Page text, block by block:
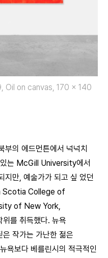
Oil on canvas, 170 x 140
의 에드먼튼에서 넉넉치
는 McGill University에서
지만, 예술가가 되고 싶 었던
Scotia College of
of New York,
를 취득했다. 뉴욕
작가는 가난한 젊은
욕보다 베를린시의 적극적인